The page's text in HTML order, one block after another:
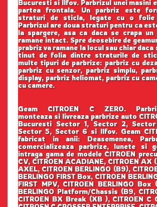
Bucuresti si Ilfov. Parbrizul unei masini
partea frontala. Un parbriz este
straturi de sticla, legate cu o folie
Parbrizul are doua straturi pentru ca
la spargere, asa ca daca se crapa
ramane intact. Spre deosebire de
prabriz va ramane la locul sau chiar daca
tinut de folia dintre straturile de
multe tipuri de parbrize: parbriz cu
parbriz cu senzor, parbriz simplu,
display, parbriz heliomat, parbriz cu
cu camere.
Geam CITROEN C ZERO.
monteaza si livreaza parbrize auto
Bucuresti Sector 1, Sector 2,
Sector 5, Sector 6 si Ilfov. Geam
fabricat in anii: Deasemenea,
comercializeaza parbrize, lunete si
intraga gama de modele CITROEN
CV, CITROEN ACADIANE, CITROEN AX
AXEL, CITROEN BERLINGO (B9),
BERLINGO FIRST Box, CITROEN
FIRST MPV, CITROEN BERLINGO Box
BERLINGO Platform/Chassis (B9,
CITROEN BX Break (XB ), CITROEN C